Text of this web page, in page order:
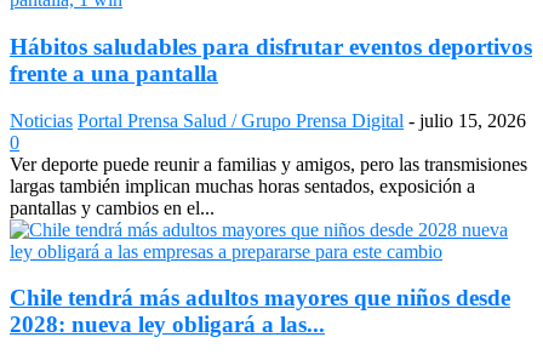
Hábitos saludables para disfrutar eventos deportivos
frente a una pantalla
Noticias Portal Prensa Salud / Grupo Prensa Digital - julio 15, 2026
0
Ver deporte puede reunir a familias y amigos, pero las transmisiones
largas también implican muchas horas sentados, exposición a
pantallas y cambios en el...
Chile tendrá más adultos mayores que niños desde
2028: nueva ley obligará a las...